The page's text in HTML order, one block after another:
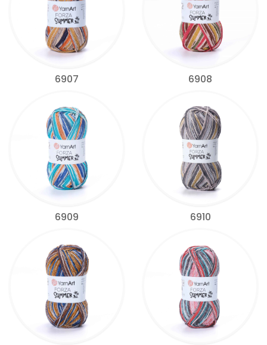
6907 6908
6909 6910